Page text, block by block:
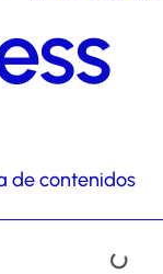
de contenidos